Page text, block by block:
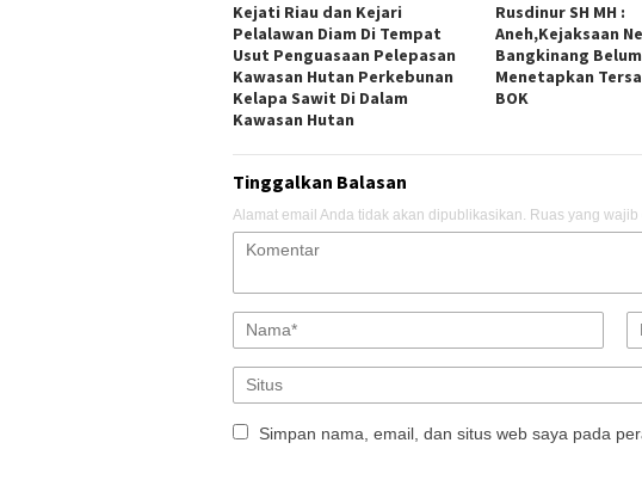
Kejati Riau dan Kejari
Pelalawan Diam Di Tempat
Usut Penguasaan Pelepasan
Kawasan Hutan Perkebunan
Kelapa Sawit Di Dalam
Kawasan Hutan
Rusdinur SH MH :
Aneh,Kejaksaan
Bangkinang
Menetapkan
BOK
Tinggalkan Balasan
Alamat email Anda tidak akan dipublikasikan. Ruas yang
Simpan nama, email, dan situs web saya pada